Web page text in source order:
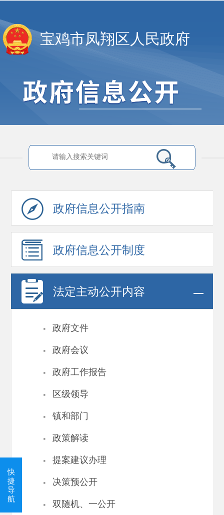
宝鸡市凤翔区人民政府
政府信息公开指南
政府信息公开制度
法定主动公开内容
· 政府文件
· 政府会议
· 政府工作报告
· 区级领导
· 镇和部门
· 政策解读
· 提案建议办理
· 决策预公开
· 双随机、一公开
快
捷
导
航